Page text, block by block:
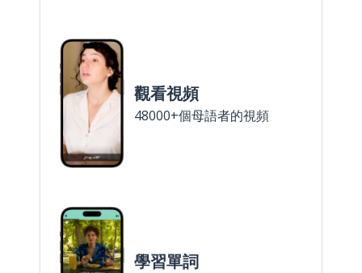
觀看視頻
48000+個母語者的視頻
學習單詞